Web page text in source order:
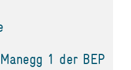
1 der BEP